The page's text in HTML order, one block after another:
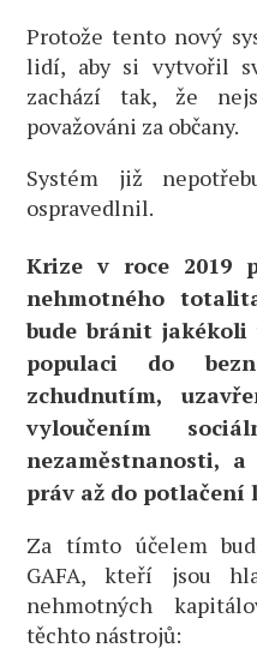
Protože tento nový
lidí, aby si vytvořil
zachází tak, že
považováni za občany.
Systém již
ospravedlnil.
Krize v roce 2019
nehmotného
bude bránit jakékoli
populaci do
zchudnutím,
vyloučením
nezaměstnanosti,
práv až do potlačení
Za tímto účelem
GAFA, kteří jsou
nehmotných
těchto nástrojů: